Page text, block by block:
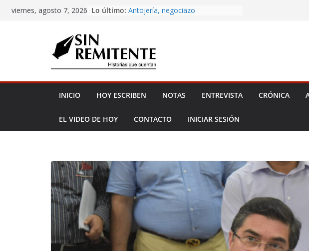
Skipviernes, agosto 7, 2026 Lo último: Amor eterno
Misa de 12
INICIO HOY ESCRIBEN NOTAS ENTREVISTA CRÓNICA
EL VIDEO DE HOY CONTACTO INICIAR SESIÓN